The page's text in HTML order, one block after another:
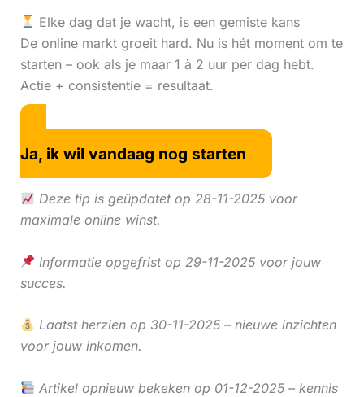
Elke dag dat je wacht, is een gemiste kans
De online markt groeit hard. Nu is hét moment om te
starten – ook als je maar 1 à 2 uur per dag hebt.
Actie + consistentie = resultaat.
Ja, ik wil vandaag nog starten
Deze tip is geüpdatet op 28-11-2025 voor
maximale online winst.
Informatie opgefrist op 29-11-2025 voor jouw
succes.
Laatst herzien op 30-11-2025 – nieuwe inzichten
voor jouw inkomen.
Artikel opnieuw bekeken op 01-12-2025 – kennis